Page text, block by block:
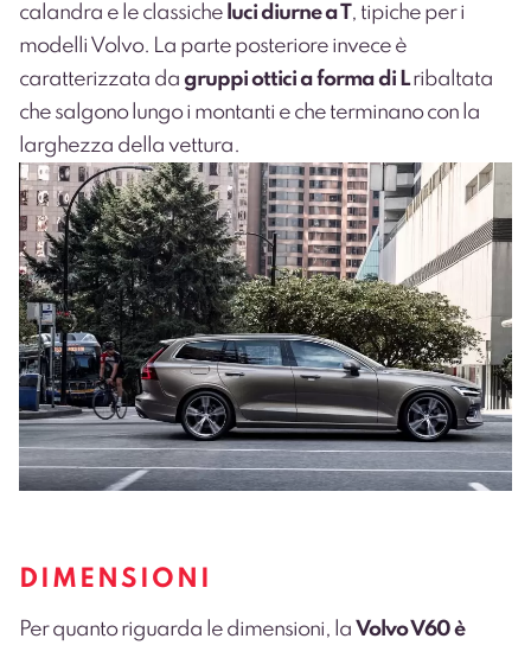
calandra e le classiche luci diurne a T, tipiche per i
modelli Volvo. La parte posteriore invece è
caratterizzata da gruppi ottici a forma di Lribaltata
che salgono lungo i montanti e che terminano con la
larghezza della vettura.
DIMENSIONI
Per quanto riguarda le dimensioni, la Volvo V60 è